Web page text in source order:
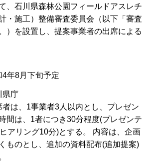
、石川県森林公園フィールドアスレチ
・施工）整備審査委員会（以下「審査
）を設置し、提案事業者の出席による
4年8月下旬予定
県庁
者は、1事業者3人以内とし、プレゼン
間は、1者につき30分程度(プレゼンテ
アリング10分)とする。 内容は、企画
ものとし、追加の資料配布(追加提案)